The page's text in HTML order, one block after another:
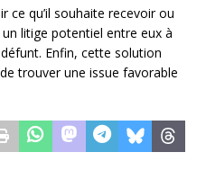
ce qu’il souhaite recevoir ou
litige potentiel entre eux à
Enfin, cette solution
trouver une issue favorable